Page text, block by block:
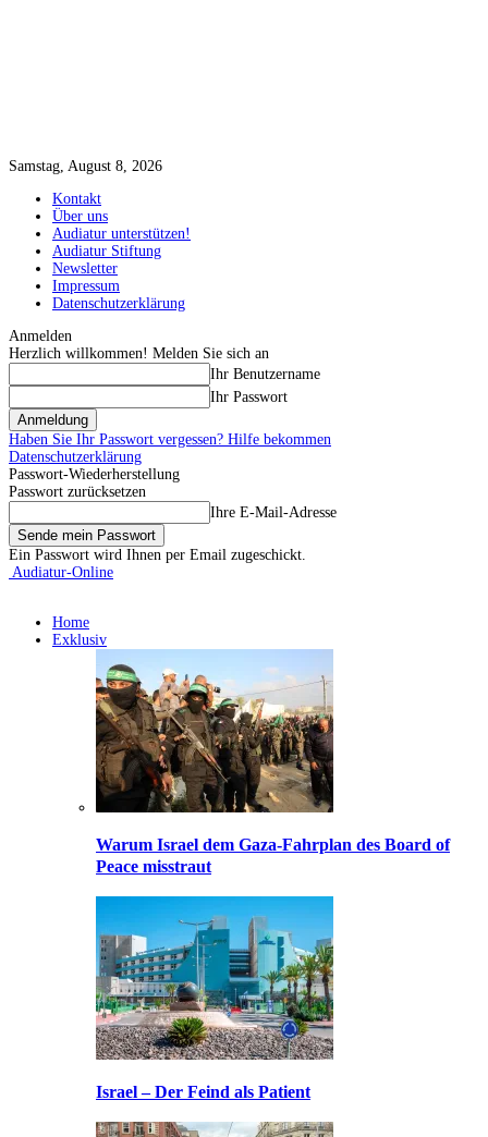
Samstag, August 8, 2026
Kontakt
Über uns
Audiatur unterstützen!
Audiatur Stiftung
Newsletter
Impressum
Datenschutzerklärung
Anmelden
Herzlich willkommen! Melden Sie sich an
Ihr Benutzername
Ihr Passwort
Haben Sie Ihr Passwort vergessen? Hilfe bekommen
Datenschutzerklärung
Passwort-Wiederherstellung
Passwort zurücksetzen
Ihre E-Mail-Adresse
Ein Passwort wird Ihnen per Email zugeschickt.
Audiatur-Online
Home
Exklusiv
Warum Israel dem Gaza-Fahrplan des Board of
Peace misstraut
Israel – Der Feind als Patient